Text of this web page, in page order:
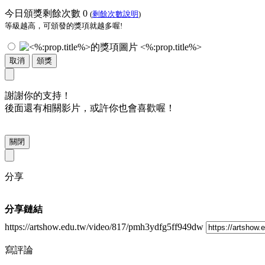
今日頒獎剩餘次數 0 (剩餘次數說明)
等級越高，可頒發的獎項就越多喔!
<%:prop.title%>
取消 頒獎
謝謝你的支持！
後面還有相關影片，或許你也會喜歡喔！
關閉
分享
分享鏈結
https://artshow.edu.tw/video/817/pmh3ydfg5ff949dw
寫評論